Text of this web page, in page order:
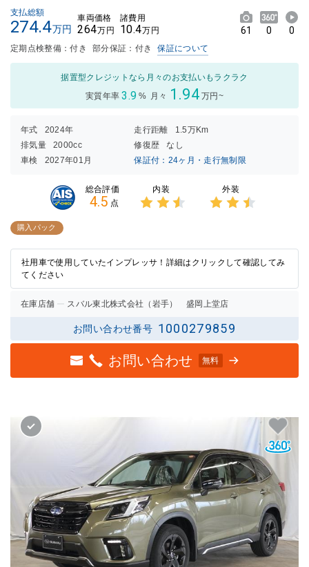
支払総額
274.4万円
車両価格
264万円
諸費用
10.4万円 61 0 0
定期点検整備：付き 部分保証：付き 保証について
据置型クレジットなら月々のお支払いもラクラク
実質年率 3.9 % 月々 1.94 万円~
年式 2024年 走行距離
1.5万Km
排気量
2000cc 修復歴
なし
車検
2027年01月 保証付：24ヶ月・走行無制限
総合評価
4.5 点
内装 外装
購入パック
社用車で使用していたインプレッサ！詳細はクリックして確認してみ
てください
在庫店舗 スバル東北株式会社（岩手） 盛岡上堂店
お問い合わせ番号 1000279859
お問い合わせ 無料